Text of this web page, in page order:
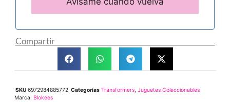
Compartir
SKU 6972984885772 Categorías Transformers, Juguetes Coleccionables
Marca: Blokees